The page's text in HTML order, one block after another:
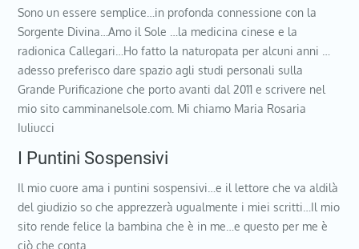
Sono un essere semplice…in profonda connessione con la
Sorgente Divina…Amo il Sole …la medicina cinese e la
radionica Callegari…Ho fatto la naturopata per alcuni anni …
adesso preferisco dare spazio agli studi personali sulla
Grande Purificazione che porto avanti dal 2011 e scrivere nel
mio sito camminanelsole.com. Mi chiamo Maria Rosaria
Iuliucci
I Puntini Sospensivi
Il mio cuore ama i puntini sospensivi…e il lettore che va aldilà
del giudizio so che apprezzerà ugualmente i miei scritti…Il mio
sito rende felice la bambina che è in me…e questo per me è
ciò che conta…